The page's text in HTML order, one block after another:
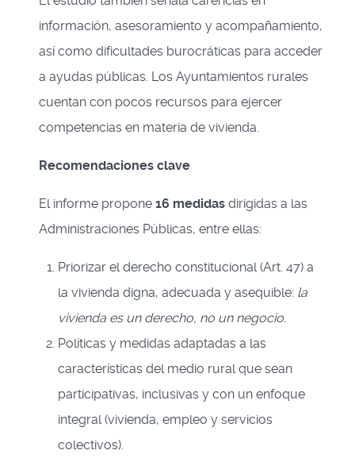
información, asesoramiento y acompañamiento,
así como dificultades burocráticas para acceder
a ayudas públicas. Los Ayuntamientos rurales
cuentan con pocos recursos para ejercer
competencias en materia de vivienda.
Recomendaciones clave
El informe propone 16 medidas dirigidas a las
Administraciones Públicas, entre ellas:
Priorizar el derecho constitucional (Art. 47) a
la vivienda digna, adecuada y asequible: la
vivienda es un derecho, no un negocio.
Políticas y medidas adaptadas a las
características del medio rural que sean
participativas, inclusivas y con un enfoque
integral (vivienda, empleo y servicios
colectivos).